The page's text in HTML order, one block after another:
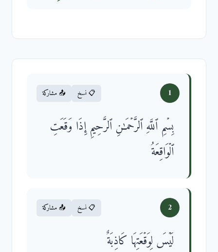
1 📋 نسخ 📤 مشاركة
بِسۡمِ ٱللَّهِ ٱلرَّحۡمَـٰنِ ٱلرَّحِیمِ إِذَا وَقَعَتِ
ٱلۡوَاقِعَةُ
2 📋 نسخ 📤 مشاركة
لَیۡسَ لِوَقۡعَتِهَا كَاذِبَةٌ